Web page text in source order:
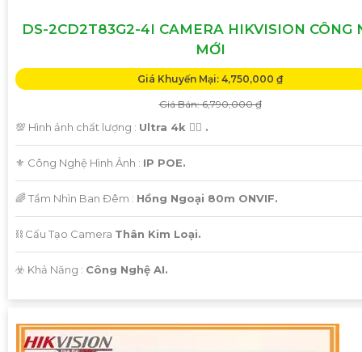
DS-2CD2T83G2-4I CAMERA HIKVISION CÔNG
MỚI
Giá Khuyến Mại: 4,750,000 ₫
Giá Bán: 6,790,000 ₫
💯 Hình ảnh chất lượng : Ultra 4k 👍🏾 .
⚜️ Công Nghệ Hình Ảnh : IP POE.
🌈 Tầm Nhìn Ban Đêm : Hồng Ngoại 80m ONVIF.
⛓ Cấu Tạo Camera Thân Kim Loại.
️☣️ Khả Năng : Công Nghệ AI.